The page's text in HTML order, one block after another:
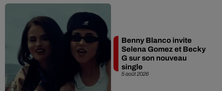
5 août 2026
Benny Blanco invite
Selena Gomez et Becky
G sur son nouveau
single